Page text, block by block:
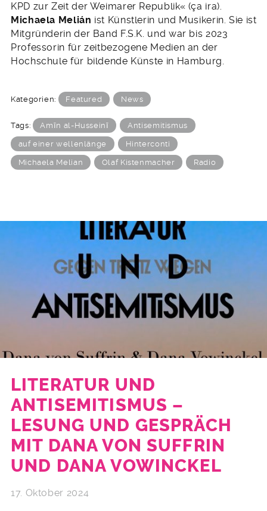
KPD zur Zeit der Weimarer Republik« (ça ira).
Michaela Melián ist Künstlerin und Musikerin. Sie ist
Mitgründerin der Band F.S.K. und war bis 2023
Professorin für zeitbezogene Medien an der
Hochschule für bildende Künste in Hamburg.
Kategorien: Featured News
Tags: Amīn al-Husseinī Antisemitismus
auf einer wellenlänge Hinterconti
Michaela Melian Olaf Kistenmacher Radio
LITERATUR UND
ANTISEMITISMUS –
LESUNG UND GESPRÄCH
MIT DANA VON SUFFRIN
UND DANA VOWINCKEL
17. Oktober 2024